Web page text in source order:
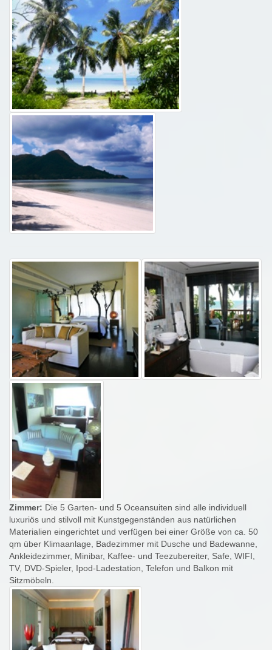
Zimmer: Die 5 Garten- und 5 Oceansuiten sind alle individuell
luxuriös und stilvoll mit Kunstgegenständen aus natürlichen
Materialien eingerichtet und verfügen bei einer Größe von ca. 50
qm über Klimaanlage, Badezimmer mit Dusche und Badewanne,
Ankleidezimmer, Minibar, Kaffee- und Teezubereiter, Safe, WIFI,
TV, DVD-Spieler, Ipod-Ladestation, Telefon und Balkon mit
Sitzmöbeln.